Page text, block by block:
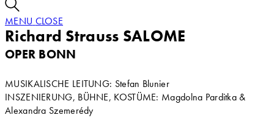
MENU CLOSE
Richard Strauss SALOME
OPER BONN
MUSIKALISCHE LEITUNG: Stefan Blunier
INSZENIERUNG, BÜHNE, KOSTÜME: Magdolna Parditka &
Alexandra Szemerédy